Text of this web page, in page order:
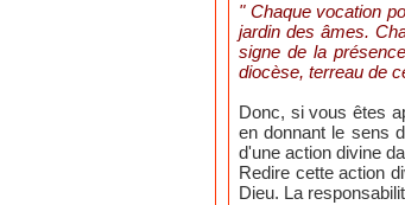
" Chaque vocation
jardin des âmes.
signe de la
diocèse, terreau de
Donc, si vous êtes
en donnant le sens
d'une action divine
Redire cette action
Dieu. La